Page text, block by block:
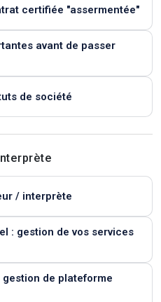
certifiée "assermentée"
avant de passer
de société
/ interprète
: gestion de vos services
plateforme